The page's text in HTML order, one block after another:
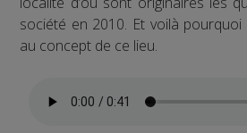
société en 2010. Et voilà
au concept de ce lieu.